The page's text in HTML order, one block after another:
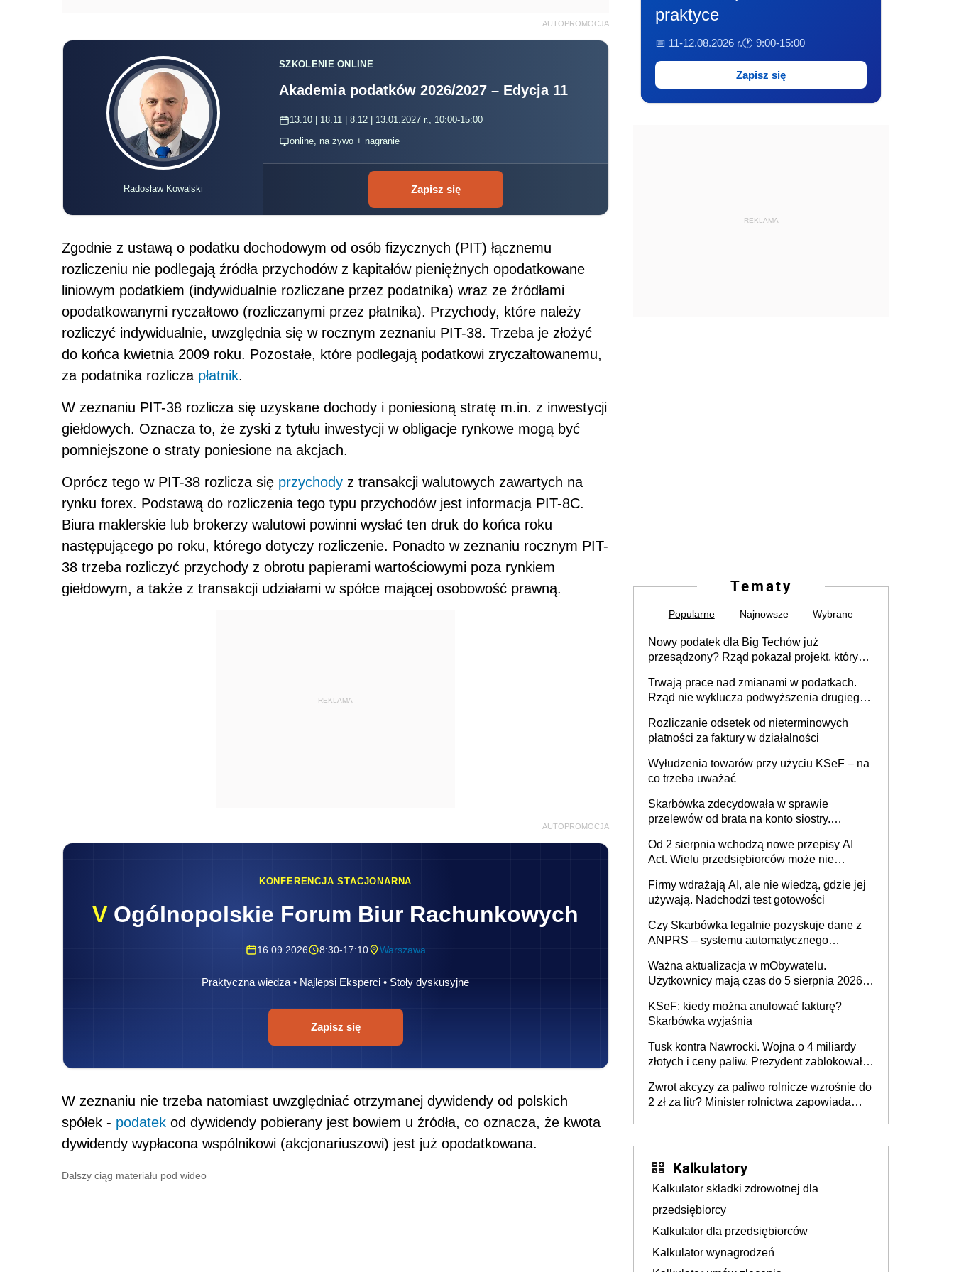
AUTOPROMOCJA
Radosław Kowalski
SZKOLENIE ONLINE
Akademia podatków 2026/2027 – Edycja 11
13.10 | 18.11 | 8.12 | 13.01.2027 r., 10:00-15:00
online, na żywo + nagranie
Zapisz się
Zgodnie z ustawą o podatku dochodowym od osób fizycznych (PIT) łącznemu
rozliczeniu nie podlegają źródła przychodów z kapitałów pieniężnych opodatkowane
liniowym podatkiem (indywidualnie rozliczane przez podatnika) wraz ze źródłami
opodatkowanymi ryczałtowo (rozliczanymi przez płatnika). Przychody, które należy
rozliczyć indywidualnie, uwzględnia się w rocznym zeznaniu PIT-38. Trzeba je złożyć
do końca kwietnia 2009 roku. Pozostałe, które podlegają podatkowi zryczałtowanemu,
za podatnika rozlicza płatnik.
W zeznaniu PIT-38 rozlicza się uzyskane dochody i poniesioną stratę m.in. z inwestycji
giełdowych. Oznacza to, że zyski z tytułu inwestycji w obligacje rynkowe mogą być
pomniejszone o straty poniesione na akcjach.
Oprócz tego w PIT-38 rozlicza się przychody z transakcji walutowych zawartych na
rynku forex. Podstawą do rozliczenia tego typu przychodów jest informacja PIT-8C.
Biura maklerskie lub brokerzy walutowi powinni wysłać ten druk do końca roku
następującego po roku, którego dotyczy rozliczenie. Ponadto w zeznaniu rocznym PIT-
38 trzeba rozliczyć przychody z obrotu papierami wartościowymi poza rynkiem
giełdowym, a także z transakcji udziałami w spółce mającej osobowość prawną.
REKLAMA
AUTOPROMOCJA
KONFERENCJA STACJONARNA
V Ogólnopolskie Forum Biur Rachunkowych
16.09.2026 8:30-17:10 Warszawa
Praktyczna wiedza • Najlepsi Eksperci • Stoły dyskusyjne
Zapisz się
W zeznaniu nie trzeba natomiast uwzględniać otrzymanej dywidendy od polskich
spółek - podatek od dywidendy pobierany jest bowiem u źródła, co oznacza, że kwota
dywidendy wypłacona wspólnikowi (akcjonariuszowi) jest już opodatkowana.
Dalszy ciąg materiału pod wideo
praktyce
📅 11-12.08.2026 r.🕐 9:00-15:00
Zapisz się
REKLAMA
Tematy
Popularne Najnowsze Wybrane
Nowy podatek dla Big Techów już
przesądzony? Rząd pokazał projekt, który
Trwają prace nad zmianami w podatkach.
Rząd nie wyklucza podwyższenia drugiego
Rozliczanie odsetek od nieterminowych
płatności za faktury w działalności
Wyłudzenia towarów przy użyciu KSeF – na
co trzeba uważać
Skarbówka zdecydowała w sprawie
przelewów od brata na konto siostry.
darowizna, ale podatku jednak nie będzie
Od 2 sierpnia wchodzą nowe przepisy AI
Act. Wielu przedsiębiorców może nie
Firmy wdrażają AI, ale nie wiedzą, gdzie jej
używają. Nadchodzi test gotowości
Czy Skarbówka legalnie pozyskuje dane z
ANPRS – systemu automatycznego
pojazdów z kamer drogowych?
Ważna aktualizacja w mObywatelu.
Użytkownicy mają czas do 5 sierpnia 2026
KSeF: kiedy można anulować fakturę?
Skarbówka wyjaśnia
Tusk kontra Nawrocki. Wojna o 4 miliardy
złotych i ceny paliw. Prezydent zablokował
wymierzonym we wszystkich polskich
kierowców”
Zwrot akcyzy za paliwo rolnicze wzrośnie do
2 zł za litr? Minister rolnictwa zapowiada
Kalkulatory
Kalkulator składki zdrowotnej dla
przedsiębiorcy
Kalkulator dla przedsiębiorców
Kalkulator wynagrodzeń